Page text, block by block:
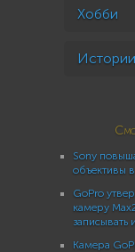
Хобби
Истории
Sony
объективы
GoPro
камеру
записывать
Камера